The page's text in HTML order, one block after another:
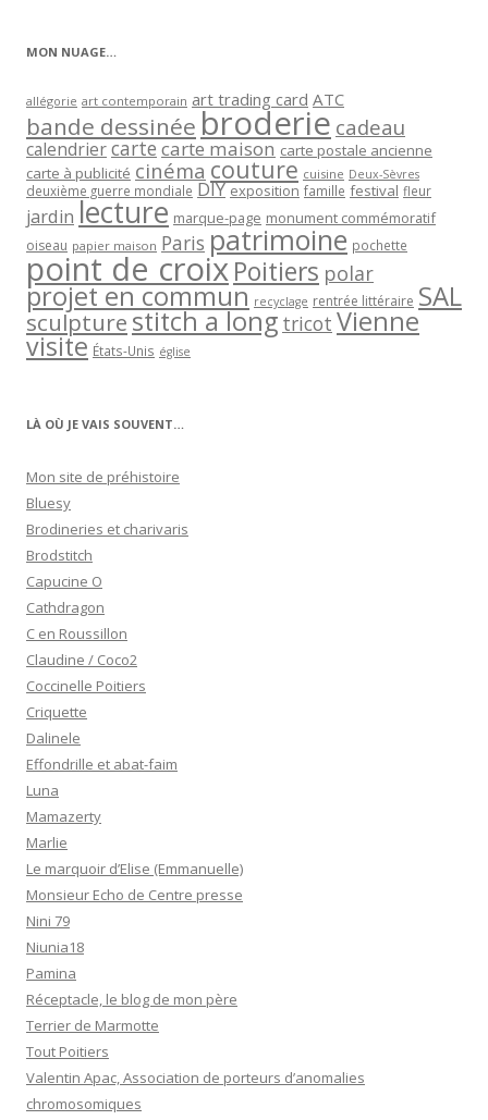
MON NUAGE…
allégorie art contemporain art trading card ATC
bande dessinée broderie cadeau
calendriercartecarte maison carte postale ancienne
carte à publicité cinéma couture cuisine Deux-Sèvres
deuxième guerre mondiale DIY exposition famille festival fleur
jardin lecture marque-page monument commémoratif
oiseau papier maison Paris patrimoine pochette
point de croixPoitiers polar
projet en commun recyclage rentrée littéraire SAL
sculpturestitch a long tricot Vienne
visite États-Unis église
LÀ OÙ JE VAIS SOUVENT…
Mon site de préhistoire
Bluesy
Brodineries et charivaris
Brodstitch
Capucine O
Cathdragon
C en Roussillon
Claudine / Coco2
Coccinelle Poitiers
Criquette
Dalinele
Effondrille et abat-faim
Luna
Mamazerty
Marlie
Le marquoir d’Elise (Emmanuelle)
Monsieur Echo de Centre presse
Nini 79
Niunia18
Pamina
Réceptacle, le blog de mon père
Terrier de Marmotte
Tout Poitiers
Valentin Apac, Association de porteurs d’anomalies
chromosomiques